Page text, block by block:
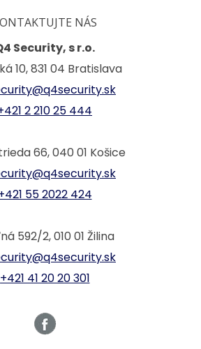
NÁS
Security, s r.o.
10, 831 04 Bratislava
2 210 25 444
66, 040 01 Košice
55 2022 424
592/2, 010 01 Žilina
+421 41 20 20 301